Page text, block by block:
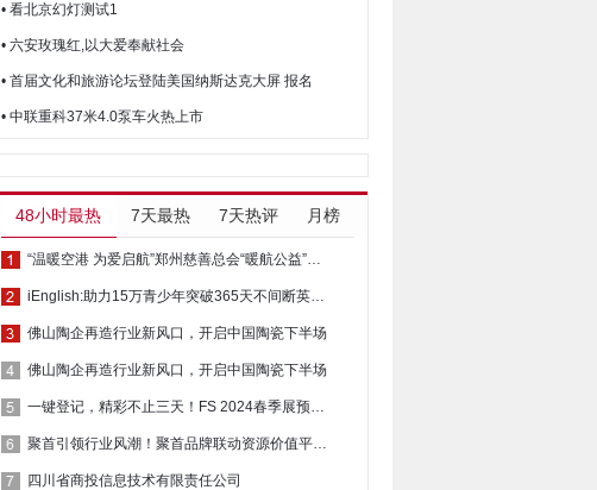
• 看北京幻灯测试1
• 六安玫瑰红,以大爱奉献社会
• 首届文化和旅游论坛登陆美国纳斯达克大屏 报名
• 中联重科37米4.0泵车火热上市
48小时最热 7天最热 7天热评 月榜
“温暖空港 为爱启航”郑州慈善总会“暖航公益”慈善基金开展暖冬行活动
iEnglish:助力15万青少年突破365天不间断英语阅读
佛山陶企再造行业新风口，开启中国陶瓷下半场
佛山陶企再造行业新风口，开启中国陶瓷下半场
一键登记，精彩不止三天！FS 2024春季展预登记开启
聚首引领行业风潮！聚首品牌联动资源价值平台发布会正式启航
四川省商投信息技术有限责任公司